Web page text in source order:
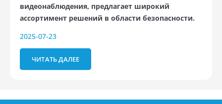
видеонаблюдения, предлагает широкий
ассортимент решений в области безопасности.
2025-07-23
ЧИТАТЬ ДАЛЕЕ